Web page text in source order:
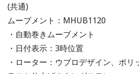
(共通)
ムーブメント：MHUB1120
・自動巻きムーブメント
・日付表示：3時位置
・ローター：ウブロデザイン、ポ